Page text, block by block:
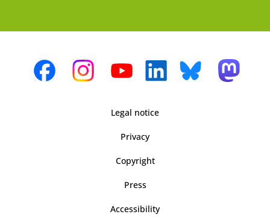
Legal notice
Privacy
Copyright
Press
Accessibility